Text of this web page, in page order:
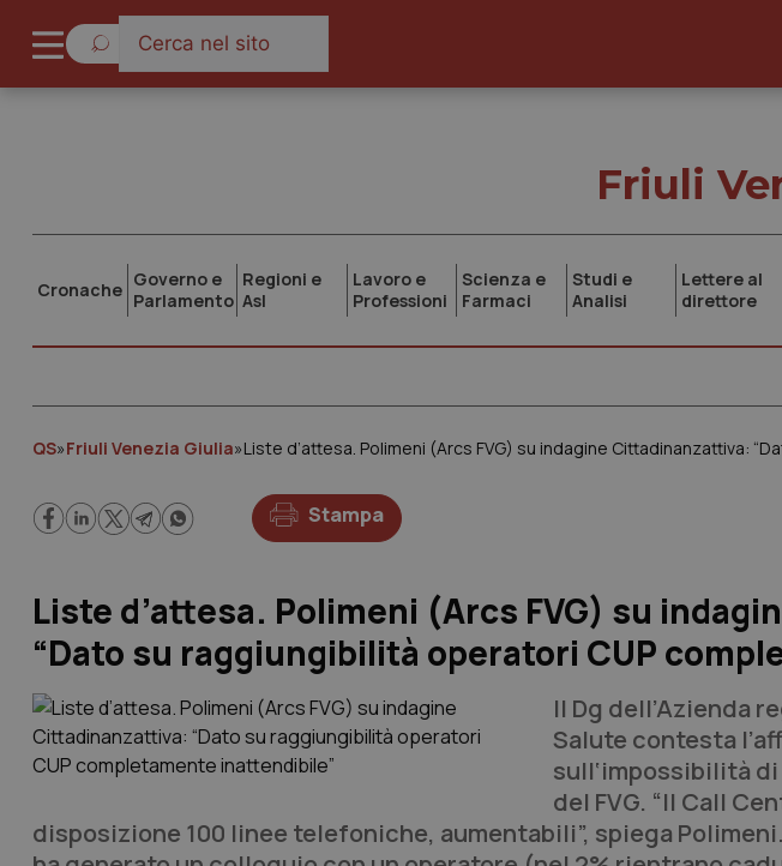
Friuli
Cronache Governo e
Parlamento
Regioni e
Asl
Lavoro e
Professioni
Scienza e
Farmaci
Studi e
Analisi
Lettere al
direttore
QS»Friuli Venezia Giulia»
Stampa
Liste d’attesa. Polimeni (Arcs FVG) su
“Dato su raggiungibilità operatori CUP
Il Dg dell’Azienda
Salute contesta
sull‘impossibilità
del FVG. “Il Call
disposizione 100 linee telefoniche, aumentabili”, spiega